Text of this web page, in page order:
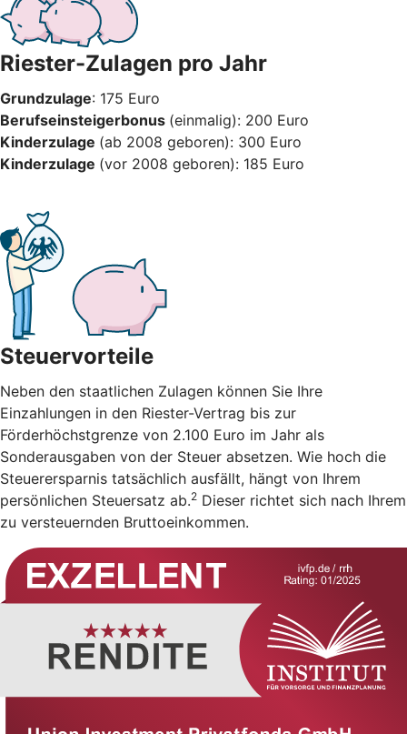
Riester-Zulagen pro Jahr
Grundzulage: 175 Euro
Berufseinsteigerbonus (einmalig): 200 Euro
Kinderzulage (ab 2008 geboren): 300 Euro
Kinderzulage (vor 2008 geboren): 185 Euro
Steuervorteile
Neben den staatlichen Zulagen können Sie Ihre
Einzahlungen in den Riester-Vertrag bis zur
Förderhöchstgrenze von 2.100 Euro im Jahr als
Sonderausgaben von der Steuer absetzen. Wie hoch die
Steuerersparnis tatsächlich ausfällt, hängt von Ihrem
persönlichen Steuersatz ab.2 Dieser richtet sich nach Ihrem
zu versteuernden Bruttoeinkommen.